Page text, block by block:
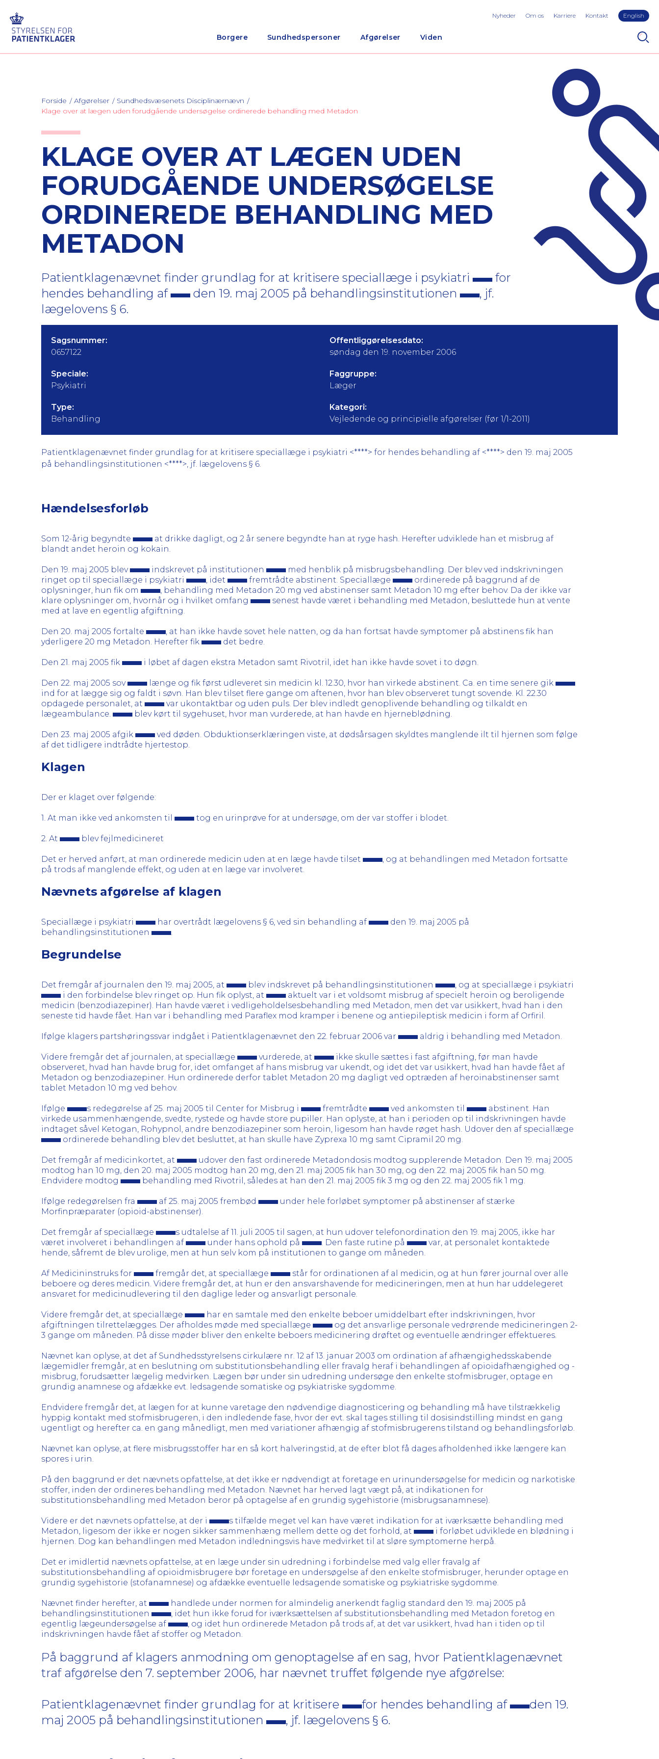
Borgere Sundhedspersoner Afgørelser Viden
Nyheder Om os Karriere Kontakt English
Forside Afgørelser
Sundhedsvæsenets Disciplinærnævn
Klage over at lægen uden forudgående undersøgelse ordinerede behandling med Metadon
KLAGE OVER AT LÆGEN UDEN
FORUDGÅENDE UNDERSØGELSE
ORDINEREDE BEHANDLING MED
METADON
Patientklagenævnet finder grundlag for at kritisere speciallæge i psykiatri
for
hendes behandling af
den 19. maj 2005 på behandlingsinstitutionen
, jf.
lægelovens § 6.
Sagsnummer:
0657122
Offentliggørelsesdato:
søndag den 19. november 2006
Speciale:
Psykiatri
Faggruppe:
Læger
Type:
Behandling
Kategori:
Vejledende og principielle afgørelser (før 1/1-2011)
Patientklagenævnet finder grundlag for at kritisere speciallæge i psykiatri <****> for hendes behandling af <****> den 19. maj 2005
på behandlingsinstitutionen <****>, jf. lægelovens § 6.
Hændelsesforløb
Som 12-årig begyndte
at drikke dagligt, og 2 år senere begyndte han at ryge hash. Herefter udviklede han et misbrug af
blandt andet heroin og kokain.
Den 19. maj 2005 blev indskrevet på institutionen
med henblik på misbrugsbehandling. Der blev ved indskrivningen
ringet op til speciallæge i psykiatri
, idet fremtrådte abstinent. Speciallæge
ordinerede på baggrund af de
oplysninger, hun fik om
, behandling med Metadon 20 mg ved abstinenser samt Metadon 10 mg efter behov. Da der ikke var
klare oplysninger om, hvornår og i hvilket omfang
senest havde været i behandling med Metadon, besluttede hun at vente
med at lave en egentlig afgiftning.
Den 20. maj 2005 fortalte
, at han ikke havde sovet hele natten, og da han fortsat havde symptomer på abstinens fik han
yderligere 20 mg Metadon. Herefter fik
det bedre.
Den 21. maj 2005 fik i løbet af dagen ekstra Metadon samt Rivotril, idet han ikke havde sovet i to døgn.
Den 22. maj 2005 sov
længe og fik først udleveret sin medicin kl. 12.30, hvor han virkede abstinent. Ca. en time senere gik
ind for at lægge sig og faldt i søvn. Han blev tilset flere gange om aftenen, hvor han blev observeret tungt sovende. Kl. 22.30
opdagede personalet, at
var ukontaktbar og uden puls. Der blev indledt genoplivende behandling og tilkaldt en
lægeambulance.
blev kørt til sygehuset, hvor man vurderede, at han havde en hjerneblødning.
Den 23. maj 2005 afgik
ved døden. Obduktionserklæringen viste, at dødsårsagen skyldtes manglende ilt til hjernen som følge
af det tidligere indtrådte hjertestop.
Klagen
Der er klaget over følgende:
1. At man ikke ved ankomsten til tog en urinprøve for at undersøge, om der var stoffer i blodet.
2. At blev fejlmedicineret
Det er herved anført, at man ordinerede medicin uden at en læge havde tilset
, og at behandlingen med Metadon fortsatte
på trods af manglende effekt, og uden at en læge var involveret.
Nævnets afgørelse af klagen
Speciallæge i psykiatri har overtrådt lægelovens § 6, ved sin behandling af
den 19. maj 2005 på
behandlingsinstitutionen
.
Begrundelse
Det fremgår af journalen den 19. maj 2005, at blev indskrevet på behandlingsinstitutionen
, og at speciallæge i psykiatri
i den forbindelse blev ringet op. Hun fik oplyst, at
aktuelt var i et voldsomt misbrug af specielt heroin og beroligende
medicin (benzodiazepiner). Han havde været i vedligeholdelsesbehandling med Metadon, men det var usikkert, hvad han i den
seneste tid havde fået. Han var i behandling med Paraflex mod kramper i benene og antiepileptisk medicin i form af Orfiril.
Ifølge klagers partshøringssvar indgået i Patientklagenævnet den 22. februar 2006 var aldrig i behandling med Metadon.
Videre fremgår det af journalen, at speciallæge vurderede, at
ikke skulle sættes i fast afgiftning, før man havde
observeret, hvad han havde brug for, idet omfanget af hans misbrug var ukendt, og idet det var usikkert, hvad han havde fået af
Metadon og benzodiazepiner. Hun ordinerede derfor tablet Metadon 20 mg dagligt ved optræden af heroinabstinenser samt
tablet Metadon 10 mg ved behov.
Ifølge s redegørelse af 25. maj 2005 til Center for Misbrug i fremtrådte ved ankomsten til
abstinent. Han
virkede usammenhængende, svedte, rystede og havde store pupiller. Han oplyste, at han i perioden op til indskrivningen havde
indtaget såvel Ketogan, Rohypnol, andre benzodiazepiner som heroin, ligesom han havde røget hash. Udover den af speciallæge
ordinerede behandling blev det besluttet, at han skulle have Zyprexa 10 mg samt Cipramil 20 mg.
Det fremgår af medicinkortet, at
udover den fast ordinerede Metadondosis modtog supplerende Metadon. Den 19. maj 2005
modtog han 10 mg, den 20. maj 2005 modtog han 20 mg, den 21. maj 2005 fik han 30 mg, og den 22. maj 2005 fik han 50 mg.
Endvidere modtog
behandling med Rivotril, således at han den 21. maj 2005 fik 3 mg og den 22. maj 2005 fik 1 mg.
Ifølge redegørelsen fra af 25. maj 2005 frembød
under hele forløbet symptomer på abstinenser af stærke
Morfinpræparater (opioid-abstinenser).
Det fremgår af speciallæge
s udtalelse af 11. juli 2005 til sagen, at hun udover telefonordination den 19. maj 2005, ikke har
været involveret i behandlingen af
under hans ophold på . Den faste rutine på
var, at personalet kontaktede
hende, såfremt de blev urolige, men at hun selv kom på institutionen to gange om måneden.
Af Medicininstruks for fremgår det, at speciallæge
står for ordinationen af al medicin, og at hun fører journal over alle
beboere og deres medicin. Videre fremgår det, at hun er den ansvarshavende for medicineringen, men at hun har uddelegeret
ansvaret for medicinudlevering til den daglige leder og ansvarligt personale.
Videre fremgår det, at speciallæge
har en samtale med den enkelte beboer umiddelbart efter indskrivningen, hvor
afgiftningen tilrettelægges. Der afholdes møde med speciallæge
og det ansvarlige personale vedrørende medicineringen 2-
3 gange om måneden. På disse møder bliver den enkelte beboers medicinering drøftet og eventuelle ændringer effektueres.
Nævnet kan oplyse, at det af Sundhedsstyrelsens cirkulære nr. 12 af 13. januar 2003 om ordination af afhængighedsskabende
lægemidler fremgår, at en beslutning om substitutionsbehandling eller fravalg heraf i behandlingen af opioidafhængighed og -
misbrug, forudsætter lægelig medvirken. Lægen bør under sin udredning undersøge den enkelte stofmisbruger, optage en
grundig anamnese og afdække evt. ledsagende somatiske og psykiatriske sygdomme.
Endvidere fremgår det, at lægen for at kunne varetage den nødvendige diagnosticering og behandling må have tilstrækkelig
hyppig kontakt med stofmisbrugeren, i den indledende fase, hvor der evt. skal tages stilling til dosisindstilling mindst en gang
ugentligt og herefter ca. en gang månedligt, men med variationer afhængig af stofmisbrugerens tilstand og behandlingsforløb.
Nævnet kan oplyse, at flere misbrugsstoffer har en så kort halveringstid, at de efter blot få dages afholdenhed ikke længere kan
spores i urin.
På den baggrund er det nævnets opfattelse, at det ikke er nødvendigt at foretage en urinundersøgelse for medicin og narkotiske
stoffer, inden der ordineres behandling med Metadon. Nævnet har herved lagt vægt på, at indikationen for
substitutionsbehandling med Metadon beror på optagelse af en grundig sygehistorie (misbrugsanamnese).
Videre er det nævnets opfattelse, at der i
s tilfælde meget vel kan have været indikation for at iværksætte behandling med
Metadon, ligesom der ikke er nogen sikker sammenhæng mellem dette og det forhold, at
i forløbet udviklede en blødning i
hjernen. Dog kan behandlingen med Metadon indledningsvis have medvirket til at sløre symptomerne herpå.
Det er imidlertid nævnets opfattelse, at en læge under sin udredning i forbindelse med valg eller fravalg af
substitutionsbehandling af opioidmisbrugere bør foretage en undersøgelse af den enkelte stofmisbruger, herunder optage en
grundig sygehistorie (stofanamnese) og afdække eventuelle ledsagende somatiske og psykiatriske sygdomme.
Nævnet finder herefter, at
handlede under normen for almindelig anerkendt faglig standard den 19. maj 2005 på
behandlingsinstitutionen
, idet hun ikke forud for iværksættelsen af substitutionsbehandling med Metadon foretog en
egentlig lægeundersøgelse af
, og idet hun ordinerede Metadon på trods af, at det var usikkert, hvad han i tiden op til
indskrivningen havde fået af stoffer og Metadon.
På baggrund af klagers anmodning om genoptagelse af en sag, hvor Patientklagenævnet
traf afgørelse den 7. september 2006, har nævnet truffet følgende nye afgørelse:
Patientklagenævnet finder grundlag for at kritisere for hendes behandling af
den 19.
maj 2005 på behandlingsinstitutionen
, jf. lægelovens § 6.